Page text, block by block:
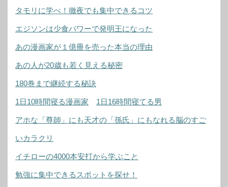
タモリに学べ！徹夜でも集中できるコツ
エジソンは少食パワーで発明王になった
あの漫画家が１億冊を売った本当の理由
あの人が20歳も若く見える秘密
180巻まで継続する秘訣
1日10時間寝る漫画家 1日16時間寝てる男
アホな「尊師」にも天才の「孫氏」にもなれる脳のすご
いカラクリ
イチローの4000本安打から学ぶこと
勉強に集中できるスポットを探せ！